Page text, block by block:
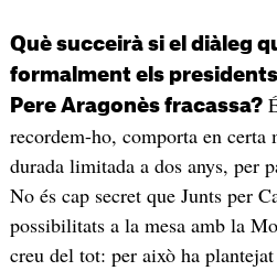
Què succeirà si el diàleg
formalment els
Pere Aragonès fracassa?
recordem-ho, comporta en certa
durada limitada a dos anys, per
No és cap secret que Junts per
possibilitats a la mesa amb la
creu del tot: per això ha